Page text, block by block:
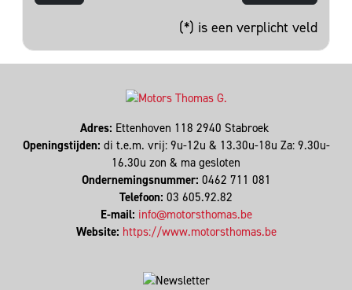
(*) is een verplicht veld
Adres: Ettenhoven 118 2940 Stabroek
Openingstijden: di t.e.m. vrij: 9u-12u & 13.30u-18u Za: 9.30u-
16.30u zon & ma gesloten
Ondernemingsnummer: 0462 711 081
Telefoon: 03 605.92.82
E-mail: info@motorsthomas.be
Website: https://www.motorsthomas.be